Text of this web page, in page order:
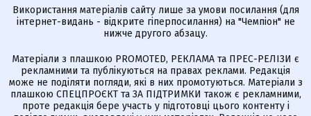
Використання матеріалів сайту лише за умови посилання (для
інтернет-видань - відкрите гіперпосилання) на "Чемпіон" не
нижче другого абзацу.
Матеріали з плашкою PROMOTED, РЕКЛАМА та ПРЕС-РЕЛІЗИ є
рекламними та публікуються на правах реклами. Редакція
може не поділяти погляди, які в них промотуються. Матеріали з
плашкою СПЕЦПРОЄКТ та ЗА ПІДТРИМКИ також є рекламними,
проте редакція бере участь у підготовці цього контенту і